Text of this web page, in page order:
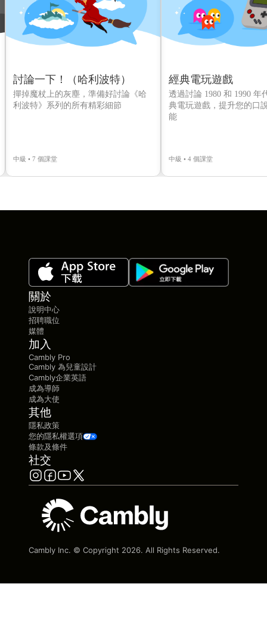
討論一下！（哈利波特）
撣掉魔杖上的灰塵，準備好討論《哈
利波特》系列的所有精彩細節
中級 • 7 個課堂
經典電玩遊戲
透過討論 1980 和 1990 年
典電玩遊戲，提升您的口
能
中級 • 4 個課堂
關於
說明中心
招聘職位
媒體
加入
Cambly Pro
Cambly 為兒童設計
Cambly企業英語
成為導師
成為大使
其他
隱私政策
您的隱私權選項
條款及條件
社交
Cambly Inc. © Copyright 2026. All Rights Reserved.